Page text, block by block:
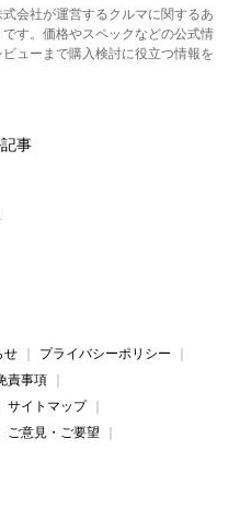
会社が運営するクルマに関するあ
す。価格やスペックなどの公式情
ューまで購入検討に役立つ情報を
事
せ
プライバシーポリシー
責事項
サイトマップ
ご意見・ご要望